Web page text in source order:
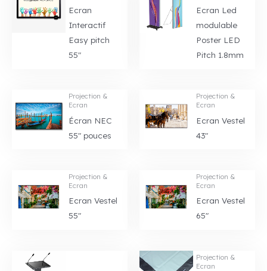
Ecran
Interactif
Easy pitch
55″
Ecran Led
modulable
Poster LED
Pitch 1.8mm
Projection &
Ecran
Écran NEC
55″ pouces
Projection &
Ecran
Ecran Vestel
43″
Projection &
Ecran
Ecran Vestel
55″
Projection &
Ecran
Ecran Vestel
65″
Projection &
Ecran